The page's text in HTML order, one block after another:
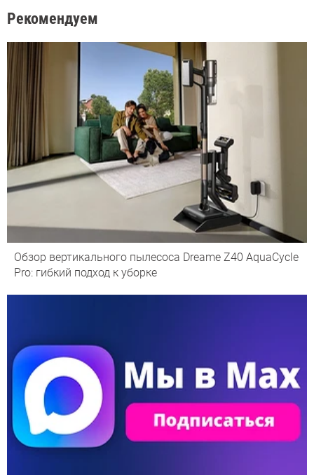
Рекомендуем
Обзор вертикального пылесоса Dreame Z40 AquaCycle
Pro: гибкий подход к уборке